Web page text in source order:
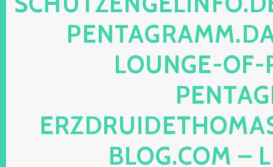
UNGE-OF-
OG.COM –